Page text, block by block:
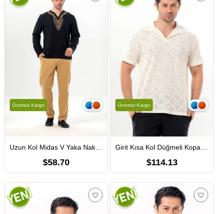
Uzun Kol Midas V Yaka Nakışlı Şile Bezi Erkek Tişört | Yazlık Erkek Tshirt Siyah Syh
$58.70
Ücretsiz Kargo
$114.13
Ücretsiz Kargo